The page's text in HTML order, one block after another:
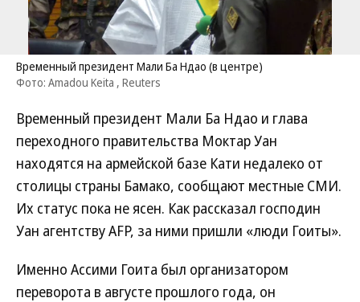
Временный президент Мали Ба Ндао (в центре)
Фото: Amadou Keita , Reuters
Временный президент Мали Ба Ндао и глава
переходного правительства Моктар Уан
находятся на армейской базе Кати недалеко от
столицы страны Бамако, сообщают местные СМИ.
Их статус пока не ясен. Как рассказал господин
Уан агентству AFP, за ними пришли «люди Гоиты».
Именно Ассими Гоита был организатором
переворота в августе прошлого года, он